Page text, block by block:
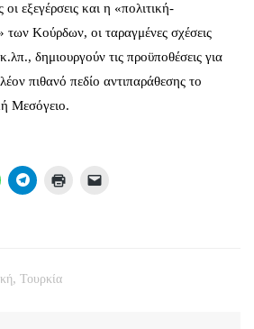
εξεγέρσεις και η «πολιτική-
των Κούρδων, οι ταραγμένες σχέσεις
δημιουργούν τις προϋποθέσεις για
πιθανό πεδίο αντιπαράθεσης το
Μεσόγειο.
, Τουρκία